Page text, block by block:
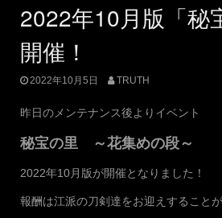
2022年10月版「秘
開催！
2022年10月5日 TRUTH
昨日のメンテナンス後よりイベント
秘宝の里 ～花集めの段～
2022年10月版が開催となりました！
報酬は江派の刀剣達をお迎えすること